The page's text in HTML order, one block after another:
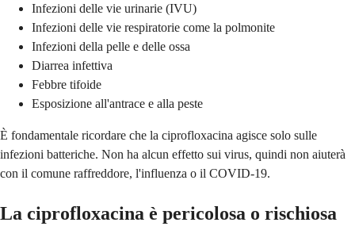
Infezioni delle vie urinarie (IVU)
Infezioni delle vie respiratorie come la polmonite
Infezioni della pelle e delle ossa
Diarrea infettiva
Febbre tifoide
Esposizione all'antrace e alla peste
È fondamentale ricordare che la ciprofloxacina agisce solo sulle
infezioni batteriche. Non ha alcun effetto sui virus, quindi non aiuterà
con il comune raffreddore, l'influenza o il COVID-19.
La ciprofloxacina è pericolosa o rischiosa